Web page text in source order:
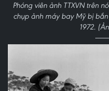
Phóng viên ảnh TTXVN trên
chụp ảnh máy bay Mỹ bị
1972.